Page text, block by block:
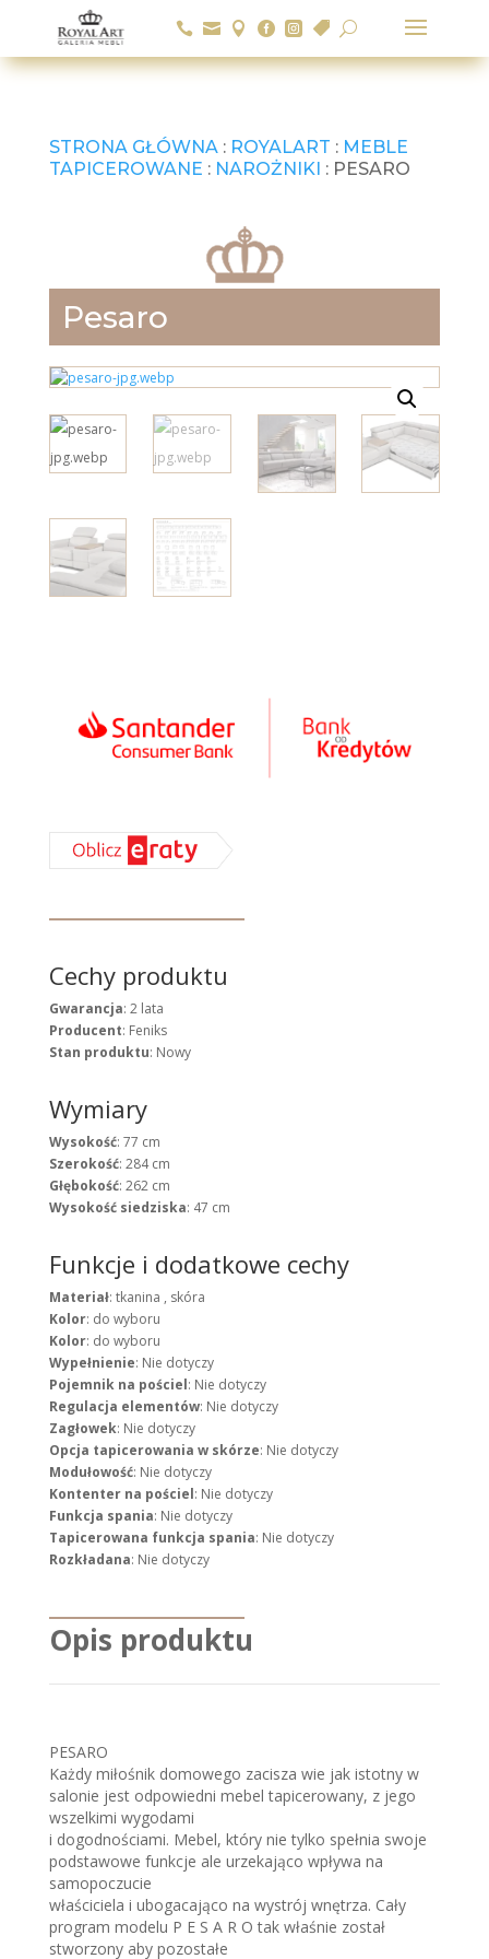
      U
STRONA GŁÓWNA: ROYALART : MEBLE
TAPICEROWANE : NAROŻNIKI : PESARO
Pesaro
Cechy produktu
Gwarancja: 2 lata
Producent: Feniks
Stan produktu: Nowy
Wymiary
Wysokość: 77 cm
Szerokość: 284 cm
Głębokość: 262 cm
Wysokość siedziska: 47 cm
Funkcje i dodatkowe cechy
Materiał: tkanina , skóra
Kolor: do wyboru
Kolor: do wyboru
Wypełnienie: Nie dotyczy
Pojemnik na pościel: Nie dotyczy
Regulacja elementów: Nie dotyczy
Zagłowek: Nie dotyczy
Opcja tapicerowania w skórze: Nie dotyczy
Modułowość: Nie dotyczy
Kontenter na pościel: Nie dotyczy
Funkcja spania: Nie dotyczy
Tapicerowana funkcja spania: Nie dotyczy
Rozkładana: Nie dotyczy
Opis produktu
PESARO
Każdy miłośnik domowego zacisza wie jak istotny w
salonie jest odpowiedni mebel tapicerowany, z jego
wszelkimi wygodami
i dogodnościami. Mebel, który nie tylko spełnia swoje
podstawowe funkcje ale urzekająco wpływa na
samopoczucie
właściciela i ubogacająco na wystrój wnętrza. Cały
program modelu P E S A R O tak właśnie został
stworzony aby pozostałe